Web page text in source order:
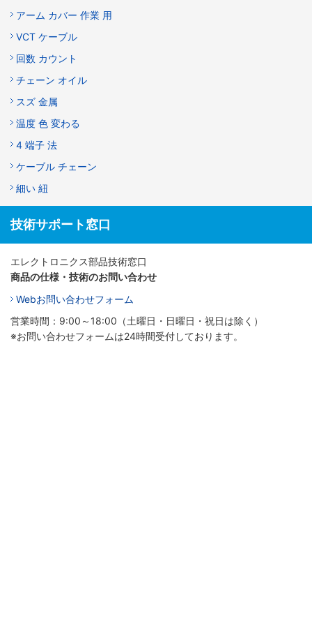
アーム カバー 作業 用
VCT ケーブル
回数 カウント
チェーン オイル
スズ 金属
温度 色 変わる
4 端子 法
ケーブル チェーン
細い 紐
技術サポート窓口
エレクトロニクス部品技術窓口
商品の仕様・技術のお問い合わせ
Webお問い合わせフォーム
営業時間：9:00～18:00（土曜日・日曜日・祝日は除く）
※お問い合わせフォームは24時間受付しております。